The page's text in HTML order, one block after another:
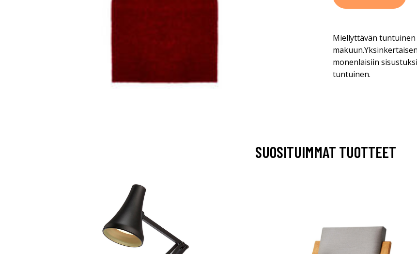
Miellyttävän
monenlaisiin
tuntuinen.
SUOSITUIMMAT TUOTTEET